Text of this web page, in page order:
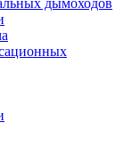
дымоходов